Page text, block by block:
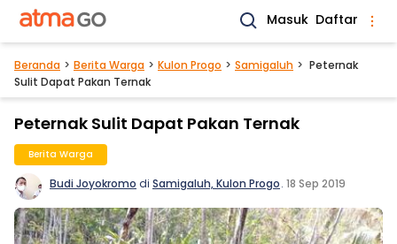
Masuk Daftar
Beranda Berita Warga Kulon Progo Samigaluh
Peternak
Sulit Dapat Pakan Ternak
Peternak Sulit Dapat Pakan Ternak
Berita Warga
Budi Joyokromo di Samigaluh, Kulon Progo. 18 Sep 2019